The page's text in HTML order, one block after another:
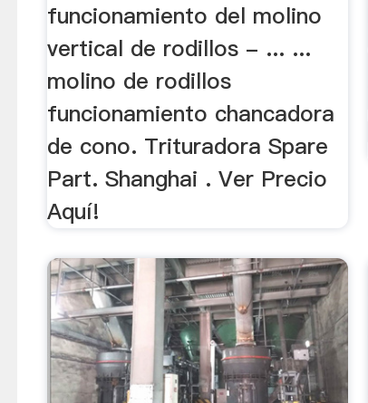
funcionamiento del molino
vertical de rodillos - ... ...
molino de rodillos
funcionamiento chancadora
de cono. Trituradora Spare
Part. Shanghai . Ver Precio
Aquí!